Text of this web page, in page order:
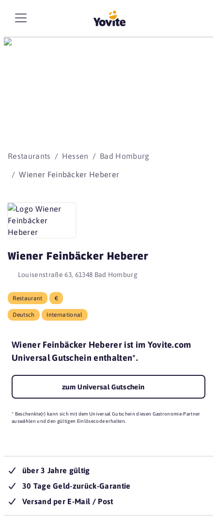
Restaurants Hessen Bad Homburg
Wiener Feinbäcker Heberer
Wiener Feinbäcker Heberer
Louisenstraße 63, 61348 Bad Homburg
Restaurant €
Deutsch International
Wiener Feinbäcker Heberer ist im Yovite.com
Universal Gutschein enthalten*.
zum Universal Gutschein
* Beschenkte(r) kann sich mit dem Universal Gutschein diesen Gastronomie-Partner
auswählen und den gültigen Einlösecode erhalten.
über 3 Jahre gültig
30 Tage Geld-zurück-Garantie
Versand per E-Mail / Post